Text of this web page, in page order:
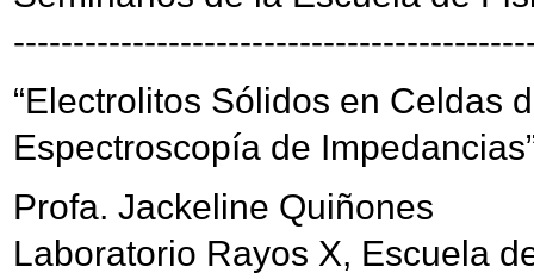
“Electrolitos Sólidos en Celdas
Espectroscopía de
Profa. Jackeline Quiñones
Laboratorio Rayos X, Escuela